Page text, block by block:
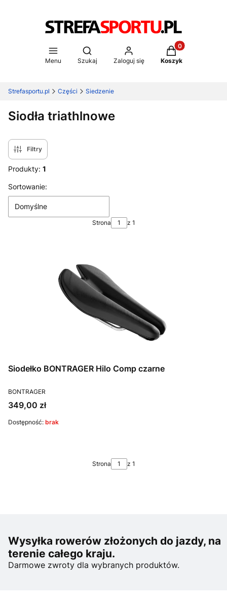
Menu
Otwórz wyszukiwarkę
Szukaj Zaloguj się
Produkty w
Koszyk
Strefasportu.pl Części Siedzenie
Siodła triathlnowe
Filtry
Produkty: 1
Lista produktów
Sortowanie:
Domyślne
Strona z 1
Siodełko BONTRAGER Hilo Comp czarne
PRODUCENT
BONTRAGER
Cena
349,00 zł
Dostępność: brak
Strona z 1
Wysyłka rowerów złożonych do jazdy, na
terenie całego kraju.
Darmowe zwroty dla wybranych produktów.